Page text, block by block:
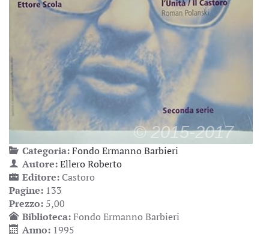
Categoria:Fondo Ermanno Barbieri
Autore:Ellero Roberto
Editore: Castoro
Pagine: 133
Prezzo: 5,00
Biblioteca:Fondo Ermanno Barbieri
Anno: 1995